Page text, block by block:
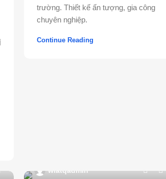
trường. Thiết kế ấn tượng, gia công
chuyên nghiệp.
Continue Reading
wiatqadmin